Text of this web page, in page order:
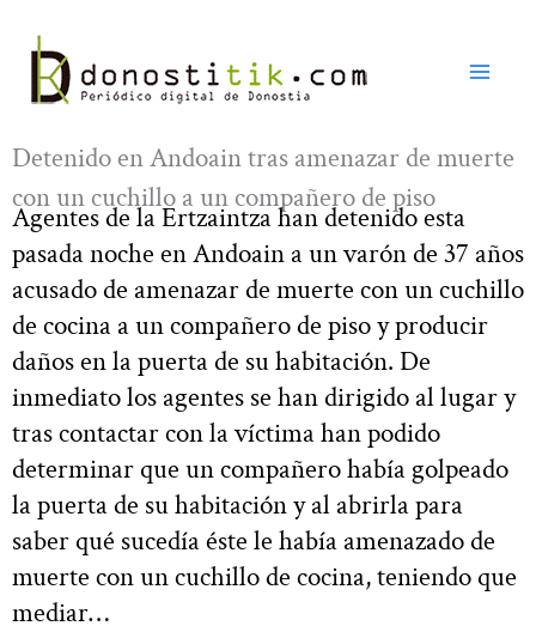
contenido
Detenido en Andoain tras amenazar de muerte
con un cuchillo a un compañero de piso
Agentes de la Ertzaintza han detenido esta
pasada noche en Andoain a un varón de 37 años
acusado de amenazar de muerte con un cuchillo
de cocina a un compañero de piso y producir
daños en la puerta de su habitación. De
inmediato los agentes se han dirigido al lugar y
tras contactar con la víctima han podido
determinar que un compañero había golpeado
la puerta de su habitación y al abrirla para
saber qué sucedía éste le había amenazado de
muerte con un cuchillo de cocina, teniendo que
mediar…